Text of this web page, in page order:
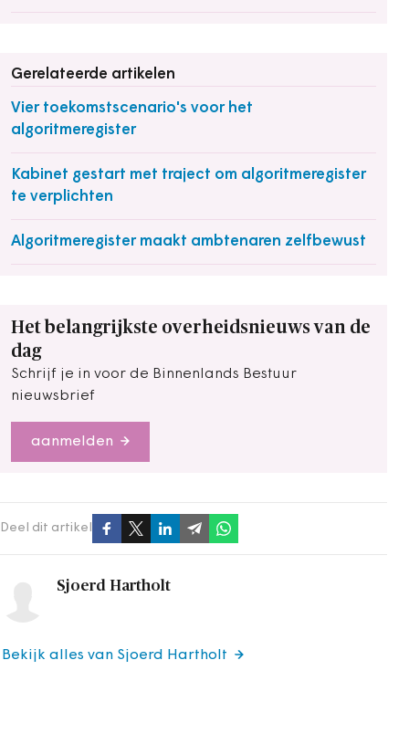
Gerelateerde artikelen
Vier toekomstscenario's voor het
algoritmeregister
Kabinet gestart met traject om algoritmeregister
te verplichten
Algoritmeregister maakt ambtenaren zelfbewust
Het belangrijkste overheidsnieuws van de
dag
Schrijf je in voor de Binnenlands Bestuur
nieuwsbrief
aanmelden
Deel dit artikel
Sjoerd Hartholt
Bekijk alles van Sjoerd Hartholt